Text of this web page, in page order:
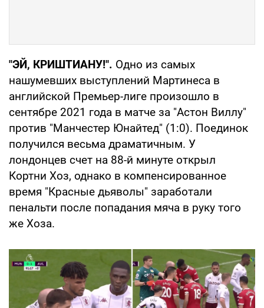
"ЭЙ, КРИШТИАНУ!". Одно из самых
нашумевших выступлений Мартинеса в
английской Премьер-лиге произошло в
сентябре 2021 года в матче за "Астон Виллу"
против "Манчестер Юнайтед" (1:0). Поединок
получился весьма драматичным. У
лондонцев счет на 88-й минуте открыл
Кортни Хоз, однако в компенсированное
время "Красные дьяволы" заработали
пенальти после попадания мяча в руку того
же Хоза.